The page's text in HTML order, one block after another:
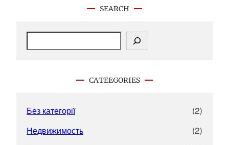
SEARCH
S
CATEEGORIES
Без категорії (2)
Недвижимость (2)